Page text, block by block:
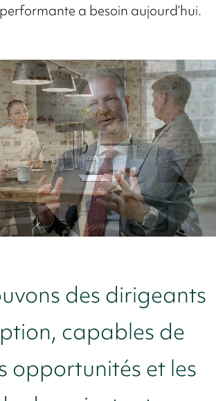
a besoin aujourd’hui.
des dirigeants
capables de
opportunités et les